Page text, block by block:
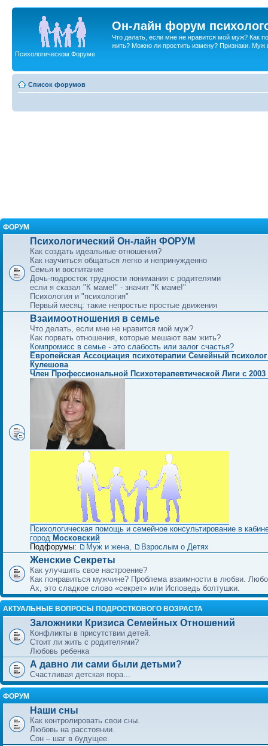
Он-лайн форум
Что делать, если мне не нравится мой муж? Как
жить? Можно ли простить измену? Признаки. Муж
Психологическом Форуме
Список форумов
ФОРУМ
Психологический Он-лайн ФОРУМ
Как создать идеальные отношения?
Как научиться общаться легко и непринужденно
Семья и воспитание
Дочь-подросток трудности понимания с родителями
если я сказал "К маме!" - значит "К маме!"
Психология и "психология"
Первый месяц: такие непростые простые движения
Взаимоотношения в семье
Что делать, если мне не нравится мой муж?
Как порвать отношения, которые мешают вам жить?
Компромисс в семье - это слабость или залог счастья?
Европейская Ассоциация психотерапии Семейный
Кулешова
Член Профессиональной Психотерапевтической Лиги с 2003
Психологическая помощь и семейное консультирование в
город Московский
Подфорумы:
Муж и жена, Взрослым о Детях
Женские Секреты
Как улучшить свое настроение?
Как понравиться мужчине? Проблема взаимности в любви.
Ах, это сладкое слово «секрет» или Исповедь болтушки.
АКТУАЛЬНЫЕ ВОПРОСЫ ПОДРОСТКОВОГО ВОЗРАСТА
Заложники Кризиса Семейных Отношений
Конфликты в присутствии детей.
Стоит ли жить с родителями?
Любовь ребенка
А давно ли сами были детьми?
Счастливая детская пора...
ФОРУМ
Наши сны
Как контролировать свои сны.
Любовь на расстоянии.
Сон – шаг в будущее.